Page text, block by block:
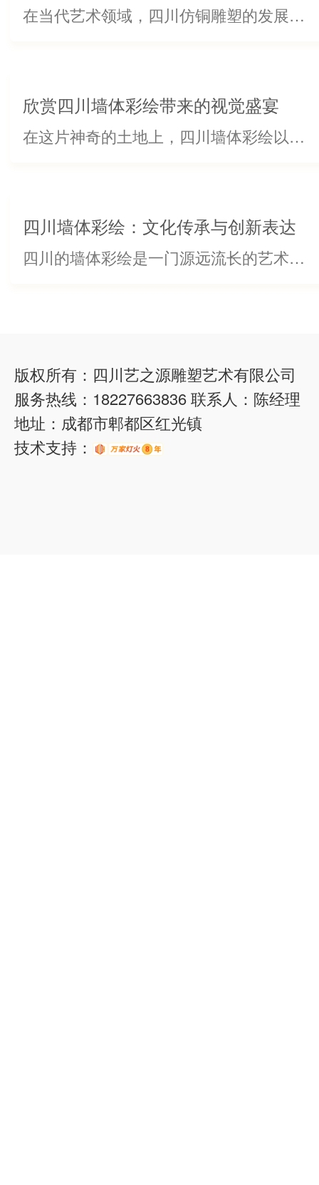
域的发展趋势 在当代艺术领域，四川仿铜雕塑的发展日益受到关注。这些雕塑作品以其独特的韵味和..的工艺吸引了无数人的目光。通过深入了解四川仿铜雕塑在当代艺术领域的发展趋势，我们可以看到艺术家们对传统工艺的传承与创新。...
欣赏四川墙体彩绘带来的视觉盛宴
在这片神奇的土地上，四川墙体彩绘以其独特的魅力带来一场视觉盛宴。每一幅作品都蕴含着深厚的文化底蕴和艺术情怀，让人不禁为之倾心。行走在四川的街头巷尾，那些色彩斑斓的墙体彩绘仿佛将整个城市装点得生机勃勃。...
四川墙体彩绘：文化传承与创新表达
四川的墙体彩绘是一门源远流长的艺术形式，将文化传承与创新表达..融合。这种独特的艺术风格不仅展示了当地人民对传统文化的尊重和热爱，也为城市增添了别具一格的亮点。墙体彩绘作为一种具有深厚历史背景的艺术形...
版权所有：四川艺之源雕塑艺术有限公司
服务热线：18227663836 联系人：陈经理
地址：成都市郫都区红光镇
技术支持：